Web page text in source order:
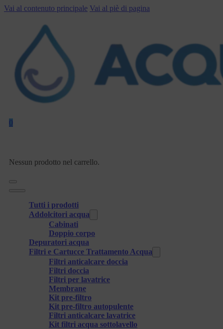
Vai al contenuto principale Vai al piè di pagina
0
Nessun prodotto nel carrello.
Tutti i prodotti
Addolcitori acqua
Cabinati
Doppio corpo
Depuratori acqua
Filtri e Cartucce Trattamento Acqua
Filtri anticalcare doccia
Filtri doccia
Filtri per lavatrice
Membrane
Kit pre-filtro
Kit pre-filtro autopulente
Filtri anticalcare lavatrice
Kit filtri acqua sottolavello